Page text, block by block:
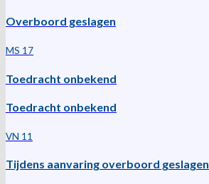
Overboord geslagen
MS 17
Toedracht onbekend
Toedracht onbekend
VN 11
Tijdens aanvaring overboord